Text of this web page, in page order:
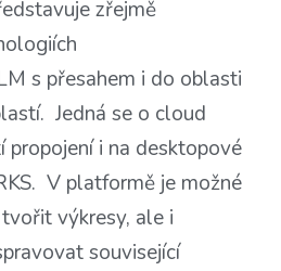
zřejmě
s přesahem i do oblasti
Jedná se o cloud
propojení i na desktopové
V platformě je možné
výkresy, ale i
související